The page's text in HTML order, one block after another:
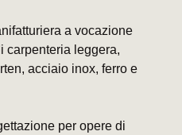
a vocazione
carpenteria leggera,
acciaio inox, ferro e
per opere di